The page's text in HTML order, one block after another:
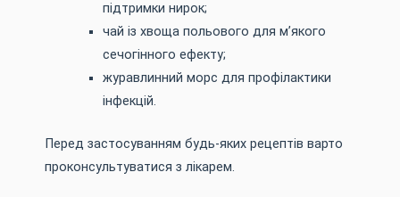
підтримки нирок;
чай із хвоща польового для м’якого
сечогінного ефекту;
журавлинний морс для профілактики
інфекцій.
Перед застосуванням будь-яких рецептів варто
проконсультуватися з лікарем.